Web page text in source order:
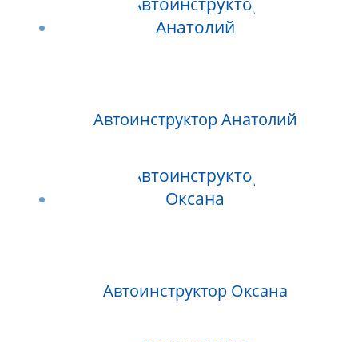
Автоинструктор Анатолий
Автоинструктор Оксана